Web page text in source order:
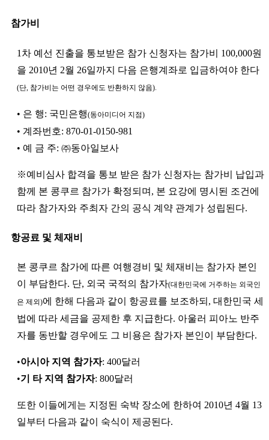
참가비
1차 예선 진출을 통보받은 참가 신청자는 참가비 100,000원
을 2010년 2월 26일까지 다음 은행계좌로 입금하여야 한다
(단, 참가비는 어떤 경우에도 반환하지 않음).
• 은 행: 국민은행(동아미디어 지점)
• 계좌번호: 870-01-0150-981
• 예 금 주: ㈜동아일보사
※예비심사 합격을 통보 받은 참가 신청자는 참가비 납입과
함께 본 콩쿠르 참가가 확정되며, 본 요강에 명시된 조건에
따라 참가자와 주최자 간의 공식 계약 관계가 성립된다.
항공료 및 체재비
본 콩쿠르 참가에 따른 여행경비 및 체재비는 참가자 본인
이 부담한다. 단, 외국 국적의 참가자(대한민국에 거주하는 외국인
은 제외)에 한해 다음과 같이 항공료를 보조하되, 대한민국 세
법에 따라 세금을 공제한 후 지급한다. 아울러 피아노 반주
자를 동반할 경우에도 그 비용은 참가자 본인이 부담한다.
•아시아 지역 참가자: 400달러
•기 타 지역 참가자: 800달러
또한 이들에게는 지정된 숙박 장소에 한하여 2010년 4월 13
일부터 다음과 같이 숙식이 제공된다.